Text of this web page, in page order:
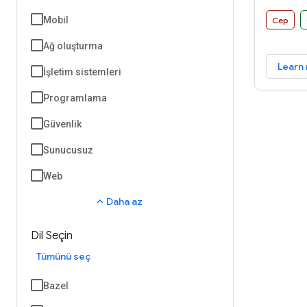
Mobil
Ağ oluşturma
İşletim sistemleri
Programlama
Güvenlik
Sunucusuz
Web
expand_less Daha az
Dil Seçin
Tümünü seç
Bazel
and
Cep
Learn